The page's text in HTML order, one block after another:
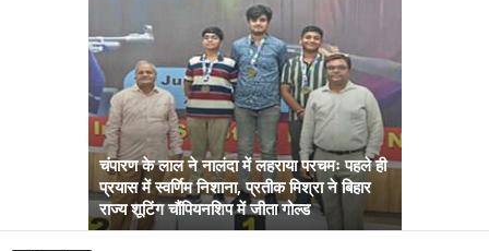
चंपारण के लाल ने नालंदा में लहराया परचमः पहले ही
प्रयास में स्वर्णिम निशाना, प्रतीक मिश्रा ने बिहार
राज्य शूटिंग चौंपियनशिप में जीता गोल्ड